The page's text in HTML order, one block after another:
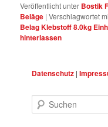
Veröffentlicht unter Bostik
Beläge |Verschlagwortet
Belag Klebstoff 8.0kg
hinterlassen
Datenschutz |
Suchen